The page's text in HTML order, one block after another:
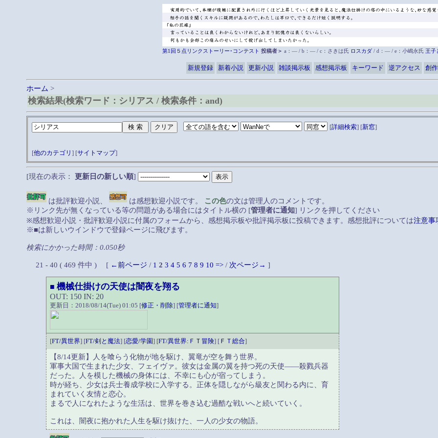
第1回５点リンクストーリー･コンテスト 投稿者＞ a：― / b：― / c：さきは氏 ロスカダ / d：― / e：小嶋永氏 王子
新規登録 新着小説 更新小説 雑談掲示板 感想掲示板 キーワード 逆アクセス 創
ホーム >
検索結果(検索ワード：シリアス / 検索条件：and)
[詳細検索] [新窓]
[他のカテゴリ ] [サイトマップ]
[現在の表示： 更新日の新しい順]
は批評歓迎小説、 は感想歓迎小説です。 この色の文は管理人のコメントです。
※リンク先が無くなっている等の問題がある場合にはタイトル横の [管理者に通知] リンクを押してください
※感想歓迎小説・批評歓迎小説に付属のフォームから、感想掲示板や批評掲示板に投稿できます。感想批評については注意事
※■は新しいウインドウで登録ページに飛びます。
検索にかかった時間：0.050秒
21 - 40 ( 469 件中 ) [ ←前ページ / 1 2 3 4 5 6 7 8 9 10 =>/ 次ページ→ ]
■ 機械仕掛けの天使は闇夜を翔る
OUT: 150 IN: 20
更新日：2018/08/14(Tue) 01:05 [修正・削除] [管理者に通知]
[FT/異世界] [FT/剣と魔法] [恋愛/学園] [FT/異世界:ＦＴ冒険] [ＦＴ総合]
【8/14更新】人を喰らう化物が地を駆け、翼竜が空を舞う世界。
軍事大国で生まれた少女、フェイヴァ。彼女は金属の翼を持つ死の天使――殺戮兵器
だった。人を模した機械の身体には、不幸にも心が宿ってしまう。
時が経ち、少女は兵士養成学校に入学する。正体を隠しながら級友と関わる内に、育
まれていく友情と恋心。
まるで人になれたような生活は、世界を巻き込む過酷な戦いへと続いていく。
これは、闇夜に抱かれた人生を駆け抜けた、一人の少女の物語。